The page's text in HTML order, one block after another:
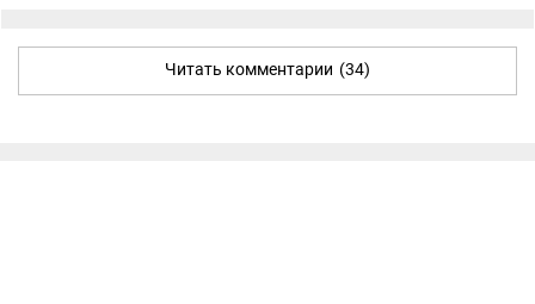
Читать комментарии (34)